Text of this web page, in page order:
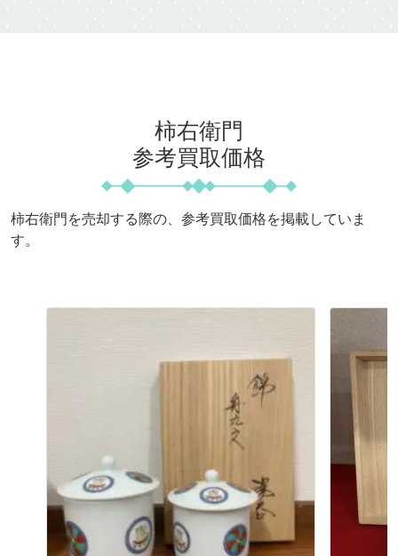
柿右衛門
参考買取価格
柿右衛門を売却する際の、参考買取価格を掲載していま
す。